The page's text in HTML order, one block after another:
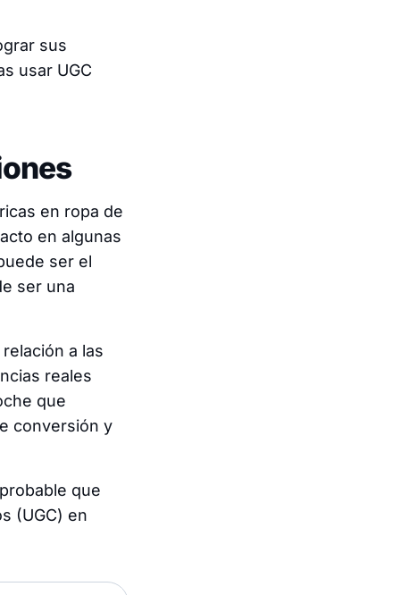
sus
usar UGC
en ropa de
en algunas
ser el
ser una
a las
reales
que
conversión y
que
(UGC) en